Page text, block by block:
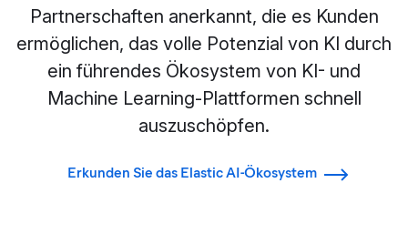
Partnerschaften anerkannt, die es Kunden
ermöglichen, das volle Potenzial von KI durch
ein führendes Ökosystem von KI- und
Machine Learning-Plattformen schnell
auszuschöpfen.
Erkunden Sie das Elastic AI-Ökosystem